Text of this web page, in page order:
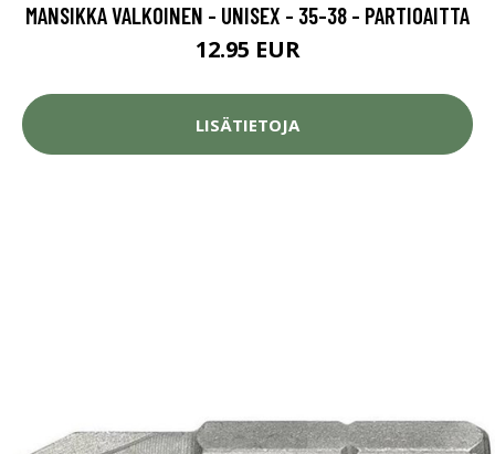
MANSIKKA VALKOINEN - UNISEX - 35-38 - PARTIOAITTA
12.95 EUR
LISÄTIETOJA